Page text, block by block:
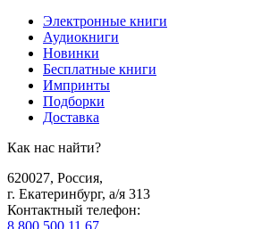
Электронные книги
Аудиокниги
Новинки
Бесплатные книги
Импринты
Подборки
Доставка
Как нас найти?
620027, Россия,
г. Екатеринбург, а/я 313
Контактный телефон:
8 800 500 11 67